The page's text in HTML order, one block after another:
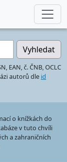
Vyhledat
EAN, č. ČNB, OCLC
autorů dle id
o knížkách do
v tuto chvíli
a zahraničních